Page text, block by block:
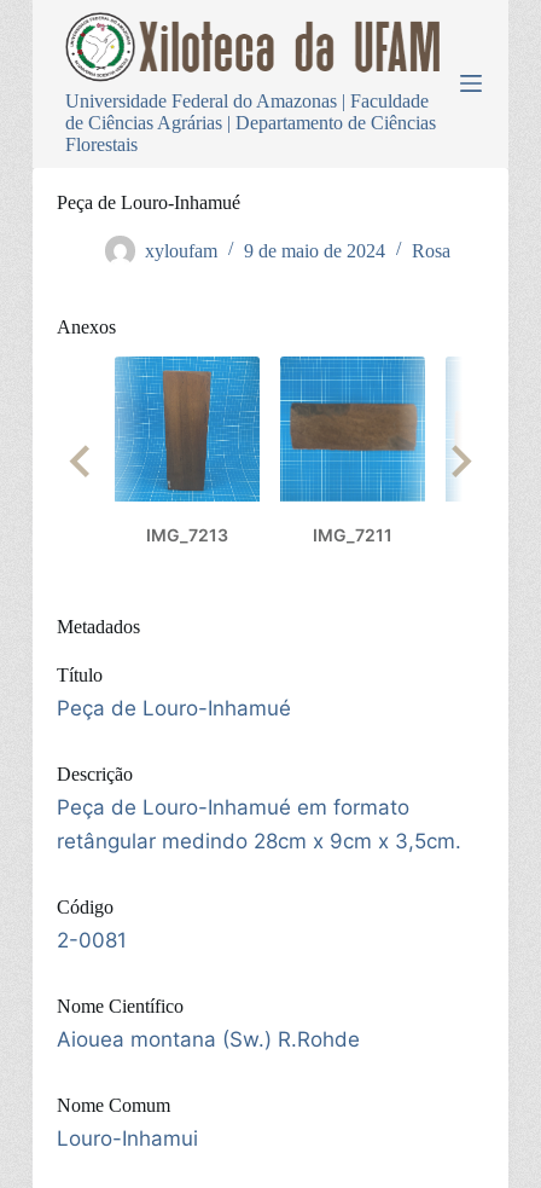
Universidade Federal do Amazonas | Faculdade
de Ciências Agrárias | Departamento de Ciências
Florestais
Peça de Louro-Inhamué
xyloufam 9 de maio de 2024 Rosa
Anexos
IMG_7213 IMG_7211
Metadados
Título
Peça de Louro-Inhamué
Descrição
Peça de Louro-Inhamué em formato
retângular medindo 28cm x 9cm x 3,5cm.
Código
2-0081
Nome Científico
Aiouea montana (Sw.) R.Rohde
Nome Comum
Louro-Inhamui